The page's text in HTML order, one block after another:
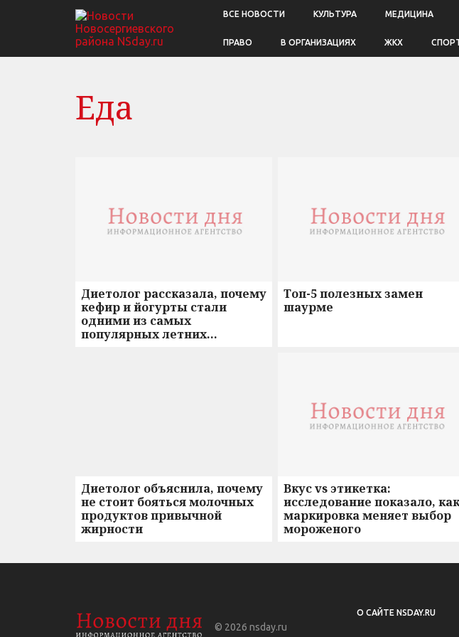
ВСЕ НОВОСТИ КУЛЬТУРА МЕДИЦИНА
ПРАВО В ОРГАНИЗАЦИЯХ ЖКХ
Еда
Диетолог рассказала, почему
кефир и йогурты стали
одними из самых
популярных летних
Топ-5 полезных замен
шаурме
Диетолог объяснила, почему
не стоит бояться молочных
продуктов привычной
жирности
Вкус vs этикетка:
исследование показало, как
маркировка меняет выбор
мороженого
© 2026 nsday.ru
О САЙТЕ NSDAY.RU